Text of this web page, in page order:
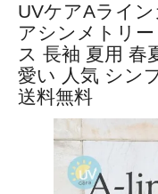
UVケアAライ
アシンメトリ
ス 長袖 夏用 春
愛い 人気 シン
送料無料